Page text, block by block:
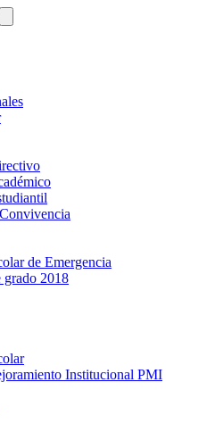
de Emergencia
grado 2018
Institucional PMI